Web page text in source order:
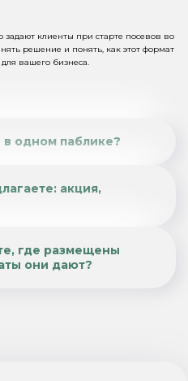
клиенты при старте посевов во
решение и понять, как этот формат
вашего бизнеса.
в одном паблике?
акция,
где размещены
они дают?